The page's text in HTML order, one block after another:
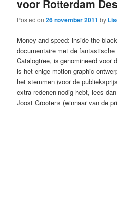
voor Rotterdam
Posted on26 november 2011 by
Money and speed: inside the
documentaire met de
Catalogtree, is genomineerd voor
is het enige motion graphic
het stemmen (voor de
extra redenen nodig hebt, lees
Joost Grootens (winnaar van de